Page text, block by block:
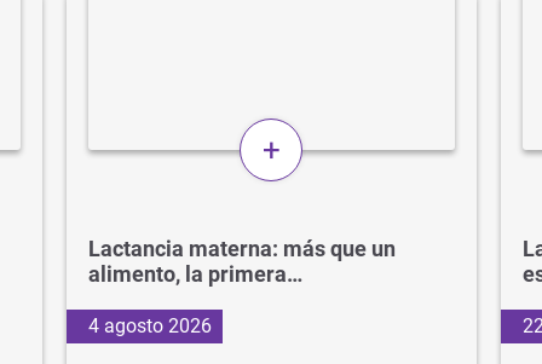
+
Lactancia materna: más que un
alimento, la primera…
4 agosto 2026